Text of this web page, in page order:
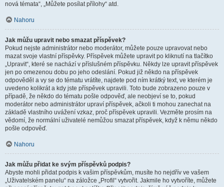
nová témata“, „Můžete posílat přílohy“ atd.
Nahoru
Jak můžu upravit nebo smazat příspěvek?
Pokud nejste administrátor nebo moderátor, můžete pouze upravovat nebo
mazat svoje vlastní příspěvky. Příspěvek můžete upravit po kliknutí na tlačítko
„Upravit“, které se nachází v příslušném příspěvku. Někdy lze upravit příspěvek
jen po omezenou dobu po jeho odeslání. Pokud již někdo na příspěvek
odpověděl a vy se do tématu vrátíte, najdete pod ním krátký text, ve kterém je
uvedeno kolikrát a kdy jste příspěvek upravili. Toto bude zobrazeno pouze v
případě, že někdo do tématu pošle odpověď, ale neobjeví se to, pokud
moderátor nebo administrátor upraví příspěvek, ačkoli ti mohou zanechat na
základě vlastního uvážení vzkaz, proč příspěvek upravili. Vezměte prosím na
vědomí, že normální uživatelé nemůžou smazat příspěvek, když k němu někdo
pošle odpověď.
Nahoru
Jak můžu přidat ke svým příspěvků podpis?
Abyste mohli přidat podpis k vašim příspěvkům, musíte ho nejdřív ve vašem
„Uživatelském panelu“ na záložce „Profil“ vytvořit. Jakmile ho vytvoříte, můžete